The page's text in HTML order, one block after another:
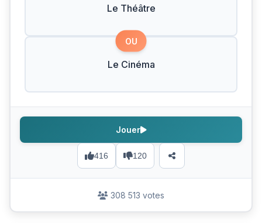
Le Théâtre
OU
Le Cinéma
416 120
Jouer
308 513 votes